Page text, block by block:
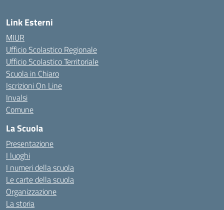
Link Esterni
MIUR
Ufficio Scolastico Regionale
Ufficio Scolastico Territoriale
Scuola in Chiaro
Iscrizioni On Line
Invalsi
Comune
La Scuola
Presentazione
I luoghi
I numeri della scuola
Le carte della scuola
Organizzazione
La storia